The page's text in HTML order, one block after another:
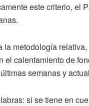
este criterio, el
la metodología
el calentamiento de
semanas y
si se tiene en